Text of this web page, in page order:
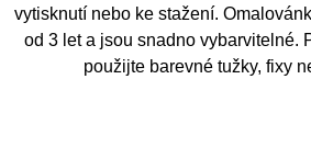
vytisknutí nebo ke stažení.
od 3 let a jsou snadno vybarvitelné.
použijte barevné tužky, fixy